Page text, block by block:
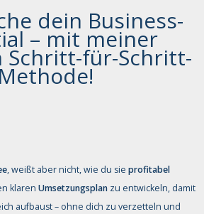
dein Business-
– mit meiner
für-Schritt-
Methode!
, weißt aber nicht, wie du sie profitabel
klaren Umsetzungsplan zu entwickeln, damit
aufbaust – ohne dich zu verzetteln und